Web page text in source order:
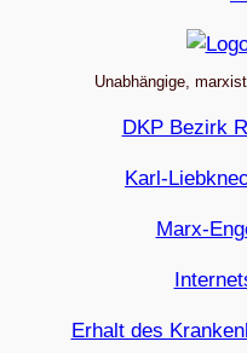
Unabhängige,
DKP Bezirk
Karl-
Marx-
Erhalt des